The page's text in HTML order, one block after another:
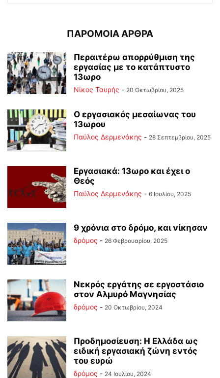
ΠΑΡΟΜΟΙΑ ΑΡΘΡΑ
Περαιτέρω απορρύθμιση της
εργασίας με το κατάπτυστο
13ωρο
Νίκος Ταυρής - 20 Οκτωβρίου, 2025
Ο εργασιακός μεσαίωνας του
13ωρου
Παύλος Δερμενάκης - 28 Σεπτεμβρίου, 2025
Εργασιακά: 13ωρο και έχει ο
Θεός
Παύλος Δερμενάκης - 6 Ιουλίου, 2025
9 χρόνια στο δρόμο, και νίκησαν
δρόμος - 26 Φεβρουαρίου, 2025
Νεκρός εργάτης σε εργοστάσιο
στον Αλμυρό Μαγνησίας
δρόμος - 20 Οκτωβρίου, 2024
Προδημοσίευση: Η Ελλάδα ως
ειδική εργασιακή ζώνη εντός
του ευρώ
δρόμος - 24 Ιουλίου, 2024